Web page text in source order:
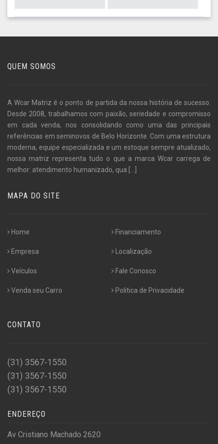
QUEM SOMOS
A Wcar Matriz é o ponto de partida da nossa história de sucesso.
Desde 2008, trabalhamos com paixão, seriedade e compromisso
em cada venda, nos consolidando como uma das principais
referências em seminovos de Belo Horizonte. Com uma estrutura
moderna, equipe especializada e um estoque sempre atualizado,
nossa matriz representa tudo o que a marca Wcar carrega de
melhor: atendimento humanizado, qua [...]
MAPA DO SITE
Home
Empresa
Veículos
Venda seu Carro
Financiamento
Localização
Fale Conosco
Politica de Privacidade
CONTATO
(31) 3567-1550
(31) 3567-1550
(31) 3567-1550
ENDEREÇO
Av Cristiano Machado 2620